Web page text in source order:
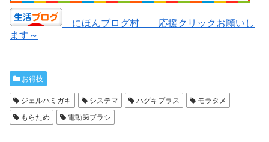
にほんブログ村 応援クリックお願いし
ます～
お得技
ジェルハミガキ システマ ハグキプラス
モラタメ
もらため
電動歯ブラシ